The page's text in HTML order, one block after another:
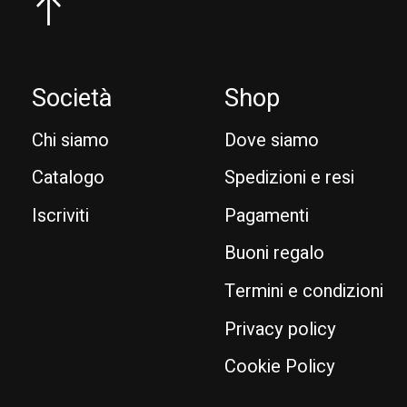
Società
Chi siamo
Catalogo
Iscriviti
Shop
Dove siamo
Spedizioni e resi
Pagamenti
Buoni regalo
Termini e condizioni
Privacy policy
Cookie Policy